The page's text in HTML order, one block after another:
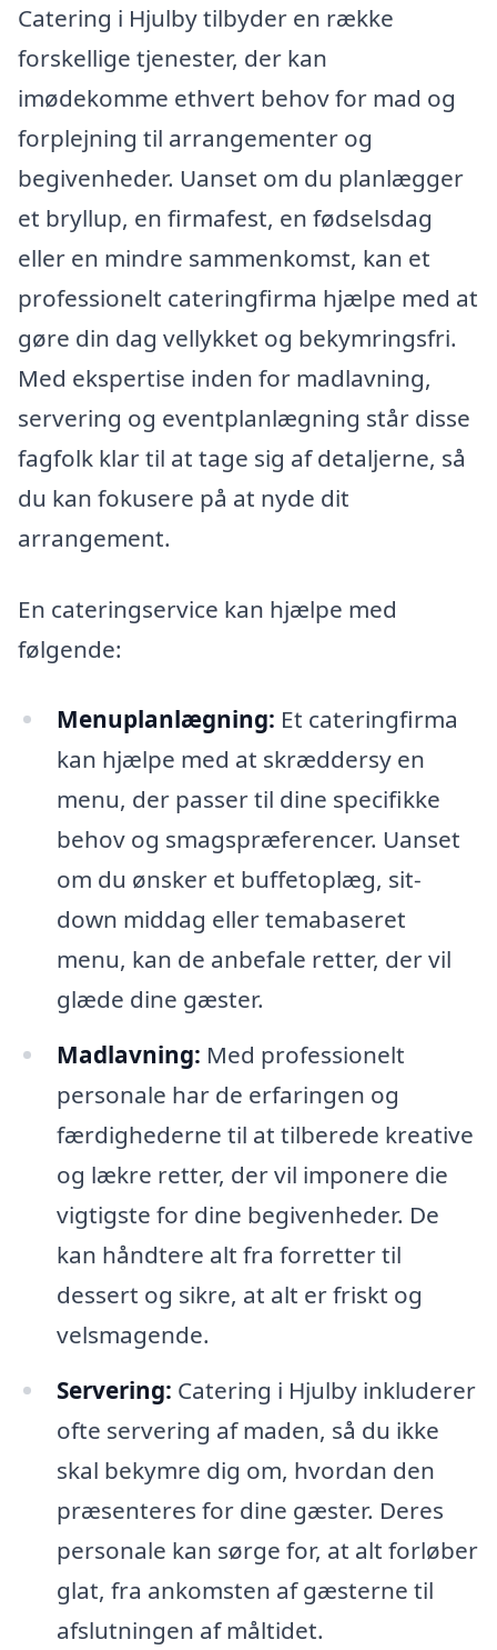
Catering i Hjulby tilbyder en række
forskellige tjenester, der kan
imødekomme ethvert behov for mad og
forplejning til arrangementer og
begivenheder. Uanset om du planlægger
et bryllup, en firmafest, en fødselsdag
eller en mindre sammenkomst, kan et
professionelt cateringfirma hjælpe med at
gøre din dag vellykket og bekymringsfri.
Med ekspertise inden for madlavning,
servering og eventplanlægning står disse
fagfolk klar til at tage sig af detaljerne, så
du kan fokusere på at nyde dit
arrangement.
En cateringservice kan hjælpe med
følgende:
Menuplanlægning: Et cateringfirma
kan hjælpe med at skræddersy en
menu, der passer til dine specifikke
behov og smagspræferencer. Uanset
om du ønsker et buffetoplæg, sit-
down middag eller temabaseret
menu, kan de anbefale retter, der vil
glæde dine gæster.
Madlavning: Med professionelt
personale har de erfaringen og
færdighederne til at tilberede kreative
og lækre retter, der vil imponere die
vigtigste for dine begivenheder. De
kan håndtere alt fra forretter til
dessert og sikre, at alt er friskt og
velsmagende.
Servering: Catering i Hjulby inkluderer
ofte servering af maden, så du ikke
skal bekymre dig om, hvordan den
præsenteres for dine gæster. Deres
personale kan sørge for, at alt forløber
glat, fra ankomsten af gæsterne til
afslutningen af måltidet.